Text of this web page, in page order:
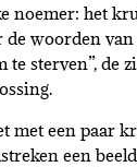
noemer: het
woorden van
te sterven”, de
met een paar
een